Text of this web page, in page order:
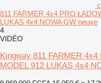
811 FARMER 4x4 PRO
LUKAS 4x4 NOWA GW neuve
4
VIDÉO
Kingway 811 FARMER
MODEL 912 LUKAS 4x4